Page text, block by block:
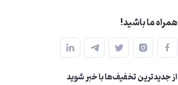
همراه ما باشید!
از جدید‌ترین تخفیف‌ها با‌ خبر شوید